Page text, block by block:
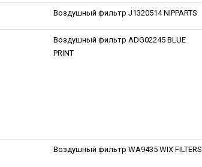
Воздушный фильтр J1320514 NIPPARTS
Воздушный фильтр ADG02245 BLUE
PRINT
Воздушный фильтр WA9435 WIX FILTERS